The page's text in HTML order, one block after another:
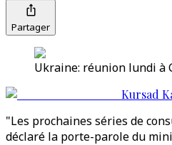
Partager
Ukraine: réunion lundi à
Kursad
"Les prochaines séries de
déclaré la porte-parole du